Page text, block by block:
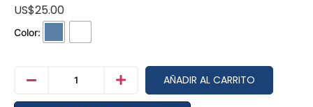
US$25.00
Color:
AÑADIR AL CARRITO